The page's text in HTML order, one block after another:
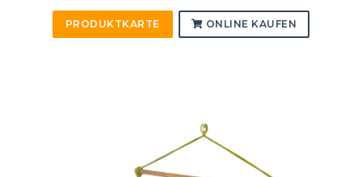
PRODUKTKARTE ONLINE KAUFEN